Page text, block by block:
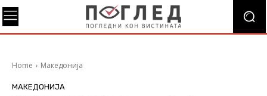
Home Македонија
МАКЕДОНИЈА